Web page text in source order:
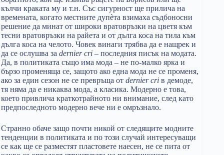
кълчи краката му и т.н. Със сигурност ще прилича на
времената, когато местните дупèта взимаха съдбоносни
решение да минат от широки вратовръзки на цветя към
тесни вратовръзки на райета и от дълга коса на тила към
дълга коса на челото. Човек винаги трябва да е нащрек и
да се ослушва за dernier cri – последния писък на модата.
Да, в политиката също има мода – не по-малко ярка и
бързо променяща се, защото ако една мода не се променя,
ако за един сезон не се превръща от dernier cri в демоде,
тя няма да е никаква мода, а класика. Модерно е това,
което привлича краткотрайното ни внимание, след като
предпоследното модерно вече ни е омръзнало.
Странно обаче защо почти никой от следящите модните
тенденции в политиката и по този случай интересуващи
се как ще се разместят пластовете наесен, не се пита от